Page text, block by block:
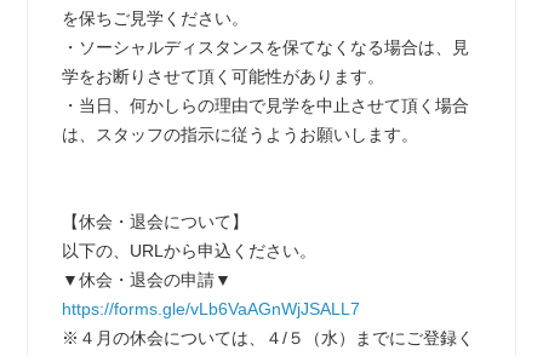
を保ちご見学ください。
・ソーシャルディスタンスを保てなくなる場合は、見
学をお断りさせて頂く可能性があります。
・当日、何かしらの理由で見学を中止させて頂く場合
は、スタッフの指示に従うようお願いします。
【休会・退会について】
以下の、URLから申込ください。
▼休会・退会の申請▼
https://forms.gle/vLb6VaAGnWjJSALL7
※４月の休会については、４/５（水）までにご登録く